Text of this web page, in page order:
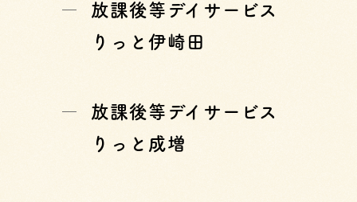
放課後等デイサービス
りっと伊崎田
放課後等デイサービス
りっと成増